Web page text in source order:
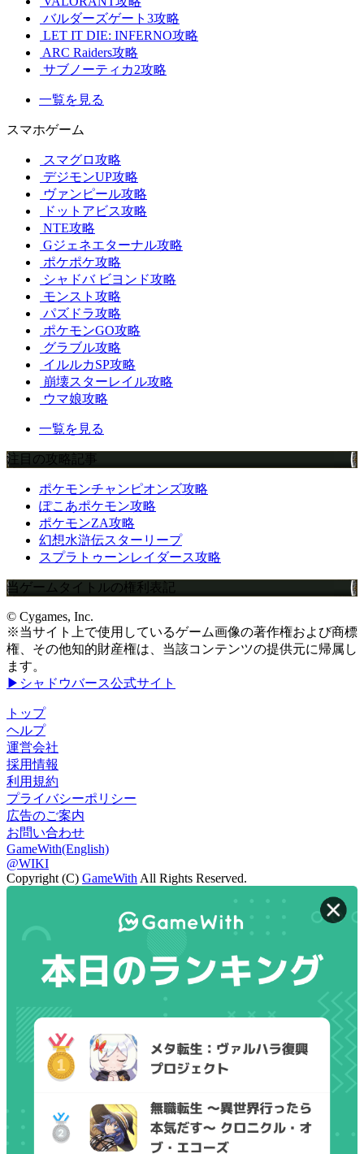
バルダーズゲート3攻略
LET IT DIE: INFERNO攻略
ARC Raiders攻略
サブノーティカ2攻略
一覧を見る
スマホゲーム
スマグロ攻略
デジモンUP攻略
ヴァンピール攻略
ドットアビス攻略
NTE攻略
Gジェネエターナル攻略
ポケポケ攻略
シャドバ ビヨンド攻略
モンスト攻略
パズドラ攻略
ポケモンGO攻略
グラブル攻略
イルルカSP攻略
崩壊スターレイル攻略
ウマ娘攻略
一覧を見る
注目の攻略記事
ポケモンチャンピオンズ攻略
ぽこあポケモン攻略
ポケモンZA攻略
幻想水滸伝スターリープ
スプラトゥーンレイダース攻略
当ゲームタイトルの権利表記
© Cygames, Inc.
※当サイト上で使用しているゲーム画像の著作権および商標
権、その他知的財産権は、当該コンテンツの提供元に帰属し
ます。
▶シャドウバース公式サイト
トップ
ヘルプ
運営会社
採用情報
利用規約
プライバシーポリシー
広告のご案内
お問い合わせ
GameWith(English)
@WIKI
Copyright (C) GameWith All Rights Reserved.